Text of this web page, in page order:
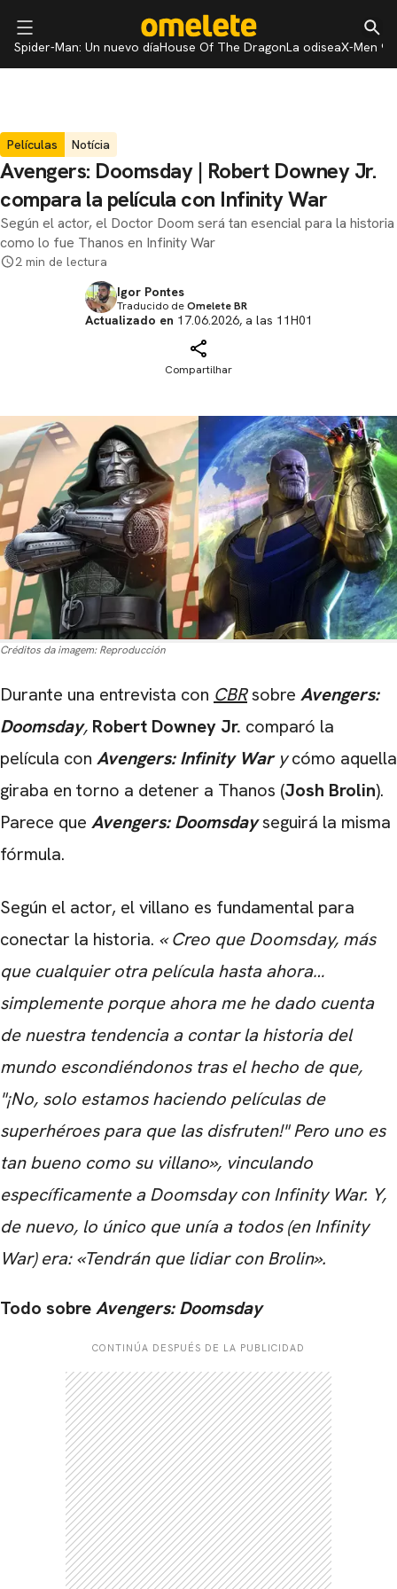
Spider-Man: Un nuevo díaHouse Of The DragonLa odiseaX-Men 97
Películas Notícia
Avengers: Doomsday | Robert Downey Jr.
compara la película con Infinity War
Según el actor, el Doctor Doom será tan esencial para la historia
como lo fue Thanos en Infinity War
2 min de lectura
Igor Pontes
Traducido deOmelete BR
Actualizado en 17.06.2026, a las 11H01
Compartilhar
Créditos da imagem: Reproducción
Durante una entrevista con CBRsobre Avengers:
Doomsday, Robert Downey Jr. comparó la
película con Avengers: Infinity War ycómo aquella
giraba en torno a detener a Thanos (Josh Brolin).
Parece que Avengers: Doomsdayseguirá la misma
fórmula.
Según el actor, el villano es fundamental para
conectar la historia. « Creo que Doomsday, más
que cualquier otra película hasta ahora…
simplemente porque ahora me he dado cuenta
de nuestra tendencia a contar la historia del
mundo escondiéndonos tras el hecho de que,
"¡No, solo estamos haciendo películas de
superhéroes para que las disfruten!" Pero uno es
tan bueno como su villano», vinculando
específicamente a Doomsday con Infinity War. Y,
de nuevo, lo único que unía a todos (en Infinity
War) era: «Tendrán que lidiar con Brolin».
Todo sobreAvengers: Doomsday
CONTINÚA DESPUÉS DE LA PUBLICIDAD